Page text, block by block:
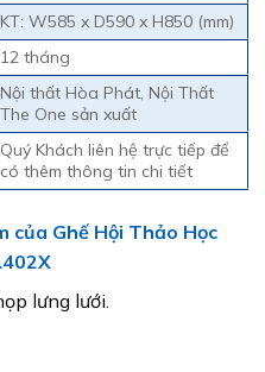
KT: W585 x D590 x H850 (mm)
12 tháng
Nội thất Hòa Phát, Nội Thất
The One sản xuất
Quý Khách liên hệ trực tiếp để
có thêm thông tin chi tiết
Ghế Hội Thảo Học
lưng lưới.